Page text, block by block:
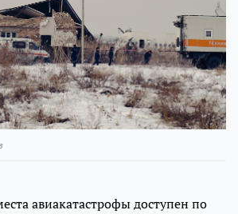
авиакатастрофы доступен по